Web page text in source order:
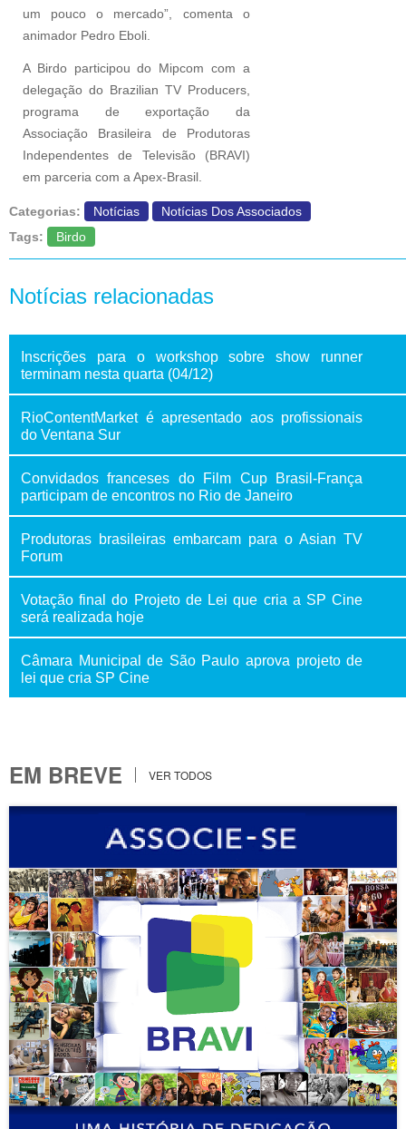
um pouco o mercado”, comenta o
animador Pedro Eboli.
A Birdo participou do Mipcom com a
delegação do Brazilian TV Producers,
programa de exportação da
Associação Brasileira de Produtoras
Independentes de Televisão (BRAVI)
em parceria com a Apex-Brasil.
Categorias: Notícias
Notícias Dos Associados
Tags:
Birdo
Notícias relacionadas
Inscrições para o workshop sobre show runner
terminam nesta quarta (04/12)
RioContentMarket é apresentado aos profissionais
do Ventana Sur
Convidados franceses do Film Cup Brasil-França
participam de encontros no Rio de Janeiro
Produtoras brasileiras embarcam para o Asian TV
Forum
Votação final do Projeto de Lei que cria a SP Cine
será realizada hoje
Câmara Municipal de São Paulo aprova projeto de
lei que cria SP Cine
EM BREVE VER TODOS